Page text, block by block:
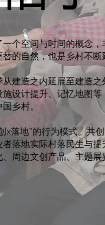
个空间与时间的概念
的自然，也是乡村不
建造之内延展至建造
施设计提升、记忆地图
乡村。
x落地”的行为模式。共
落地实际村落民生与
周边文创产品、主题